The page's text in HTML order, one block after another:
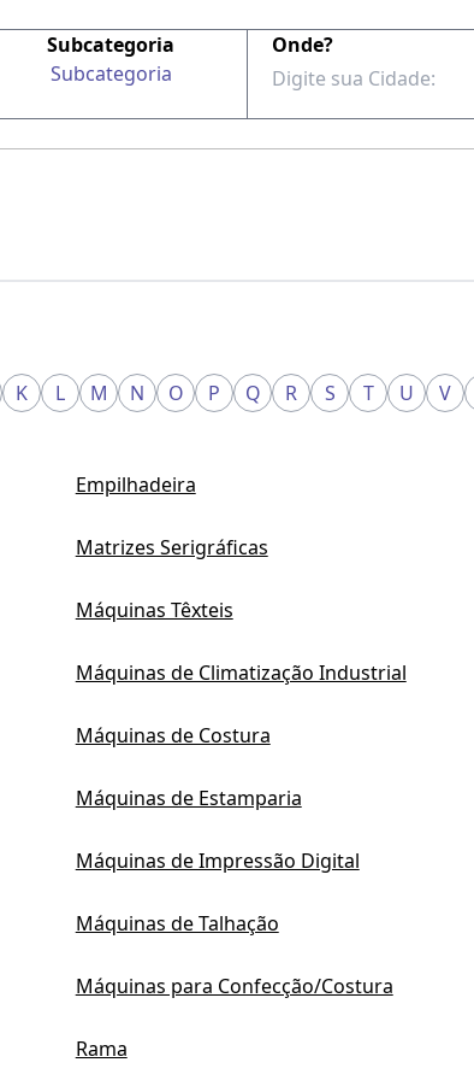
Subcategoria
Subcategoria
Onde?
K L M N O P Q R S T U V
Empilhadeira
Matrizes Serigráficas
Máquinas Têxteis
Máquinas de Climatização Industrial
Máquinas de Costura
Máquinas de Estamparia
Máquinas de Impressão Digital
Máquinas de Talhação
Máquinas para Confecção/Costura
Rama